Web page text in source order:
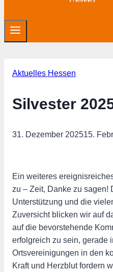
Aktuelles Hessen
Silvester
31. Dezember 202515.
Ein weiteres
zu – Zeit, Danke zu sagen!
Unterstützung und die
Zuversicht blicken wir auf
auf die bevorstehende
erfolgreich zu sein, gerade
Ortsvereinigungen in den
Kraft und Herzblut fordern